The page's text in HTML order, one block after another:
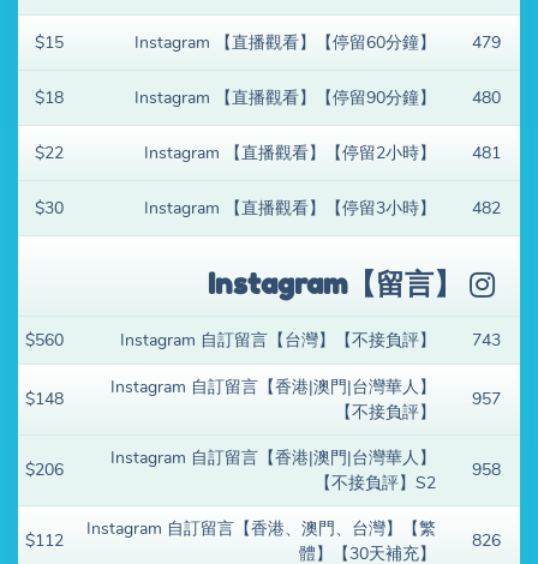
479
Instagram 【直播觀看】【停留60分鐘】
$15
480
Instagram 【直播觀看】【停留90分鐘】
$18
481
Instagram 【直播觀看】【停留2小時】
$22
482
Instagram 【直播觀看】【停留3小時】
$30
Instagram【留言】
743
Instagram 自訂留言【台灣】【不接負評】
$560
957
Instagram 自訂留言【香港|澳門|台灣華人】
【不接負評】
$148
958
Instagram 自訂留言【香港|澳門|台灣華人】
【不接負評】S2
$206
826
Instagram 自訂留言【香港、澳門、台灣】【繁
體】【30天補充】
$112